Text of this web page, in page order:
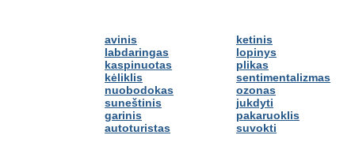
avinis
labdaringas
kaspinuotas
kėliklis
nuobodokas
suneštinis
garinis
autoturistas
ketinis
lopinys
plikas
sentimentalizmas
ozonas
jukdyti
pakaruoklis
suvokti